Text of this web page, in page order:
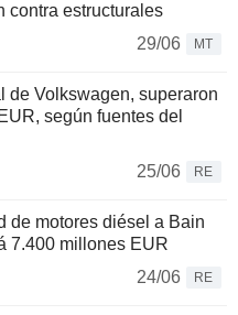
contra estructurales
29/06
MT
de Volkswagen, superaron
según fuentes del
25/06
RE
de motores diésel a Bain
7.400 millones EUR
24/06
RE